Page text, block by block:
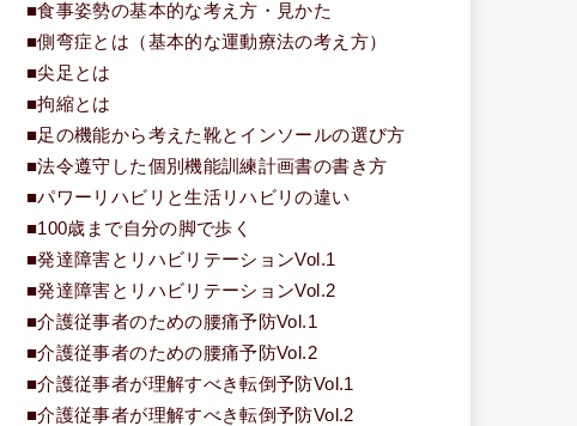
■食事姿勢の基本的な考え方・見かた
■側弯症とは（基本的な運動療法の考え方）
■尖足とは
■拘縮とは
■足の機能から考えた靴とインソールの選び方
■法令遵守した個別機能訓練計画書の書き方
■パワーリハビリと生活リハビリの違い
■100歳まで自分の脚で歩く
■発達障害とリハビリテーションVol.1
■発達障害とリハビリテーションVol.2
■介護従事者のための腰痛予防Vol.1
■介護従事者のための腰痛予防Vol.2
■介護従事者が理解すべき転倒予防Vol.1
■介護従事者が理解すべき転倒予防Vol.2